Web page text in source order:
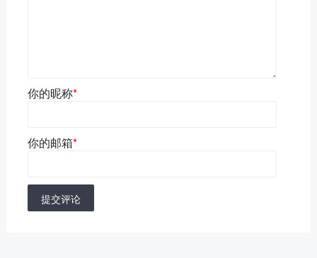
你的昵称*
你的邮箱*
提交评论